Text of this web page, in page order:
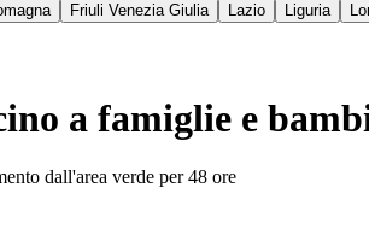
Friuli Venezia Giulia Lazio Liguria
a famiglie e
dall'area verde per 48 ore